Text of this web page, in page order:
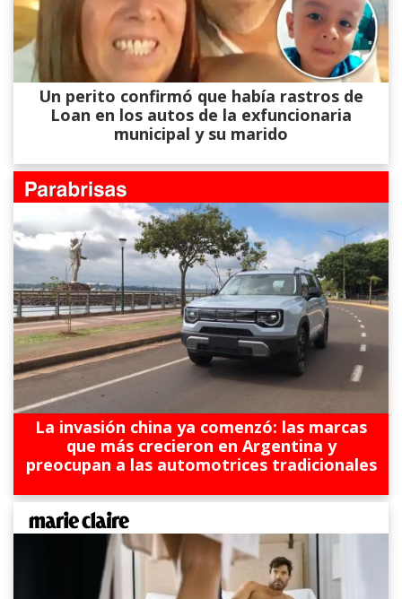
Un perito confirmó que había rastros de
Loan en los autos de la exfuncionaria
municipal y su marido
La invasión china ya comenzó: las marcas
que más crecieron en Argentina y
preocupan a las automotrices tradicionales